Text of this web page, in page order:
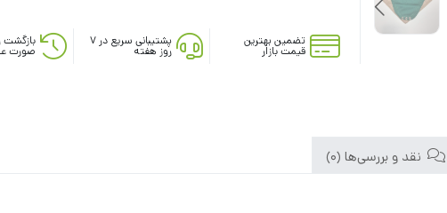
تضمین بهترین
قیمت بازار
پشتیبانی سریع در ۷
روز هفته
بازگشت
صورت
نقد و بررسی‌ها (0)